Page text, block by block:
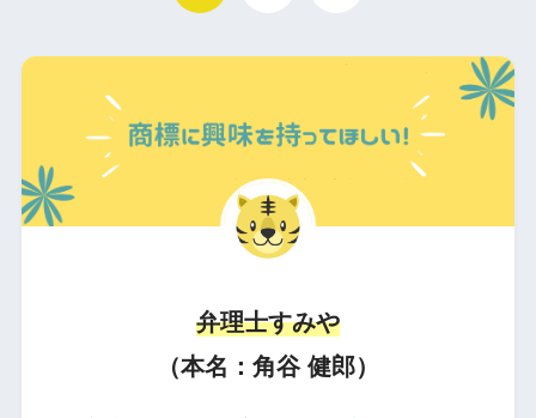
弁理士すみや
（本名：角谷 健郎）